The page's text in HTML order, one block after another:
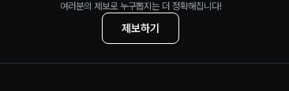
여러분의 제보로 누구뽑지는 더 정확해집니다!
제보하기